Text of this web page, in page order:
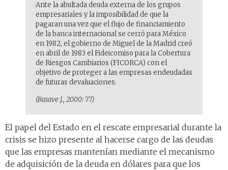
Ante la abultada deuda externa de los grupos
empresariales y la imposibilidad de que la
pagaran una vez que el flujo de financiamiento
de la banca internacional se cerró para México
en 1982, el gobierno de Miguel de la Madrid creó
en abril de 1983 el Fideicomiso para la Cobertura
de Riesgos Cambiarios (FICORCA) con el
objetivo de proteger a las empresas endeudadas
de futuras devaluaciones.
(Basave J., 2000: 77)
El papel del Estado en el rescate empresarial durante la
crisis se hizo presente al hacerse cargo de las deudas
que las empresas mantenían mediante el mecanismo
de adquisición de la deuda en dólares para que los